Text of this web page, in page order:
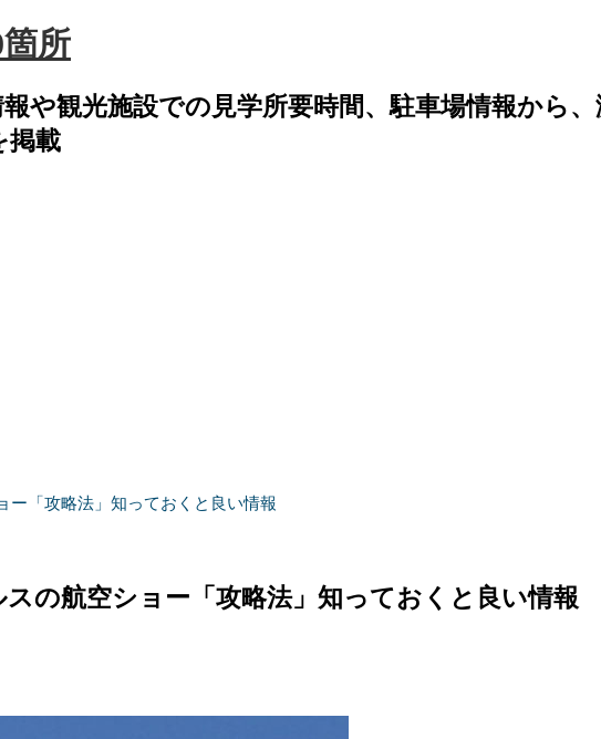
所
や観光施設での見学所要時間、駐車場情報から
掲載
ー「攻略法」知っておくと良い情報
の航空ショー「攻略法」知っておくと良い情報